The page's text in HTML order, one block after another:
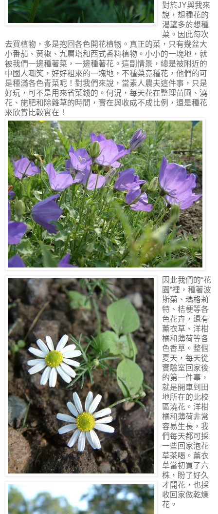
對於JY與我來
說，想種花的
渴望多於想種
菜。因此每次
去買植物，多是抱回各色開花植物。真正的菜，只有幾盆大
小番茄、黃椒、九層塔和西式香料植物。小小的一塊地，就
被我們一邊種著菜，一邊種著花。這副情景，總是被附近的
中國人嘲笑，好好租來的一塊地，不種菜竟種花，他們的可
是種滿各色青菜呢！對我們來說，當素人農夫這件事，只是
好玩，可不是用來省菜錢的。何況，每天花在整理苗圃、澆
花、施肥和除雜草的時間，實在與收成不成比例，還是種花
來欣賞比較實在！
因此我們的“花
園“裡，種著波
斯菊、瑪格莉
特、桔梗等各
色花卉，還有
薰衣草、洋柑
橘和薄荷等各
色香草。整個
夏天，每天從
實驗室回家後
的第一件事，
就是開車到田
地所在的北校
區澆花。洋柑
橘和薄荷非常
容易生長，我
們每天都可採
一些回家泡花
草茶喝。薰衣
草當初買了六
株，盼了好久
才開花，也採
收回家做乾燥
花。